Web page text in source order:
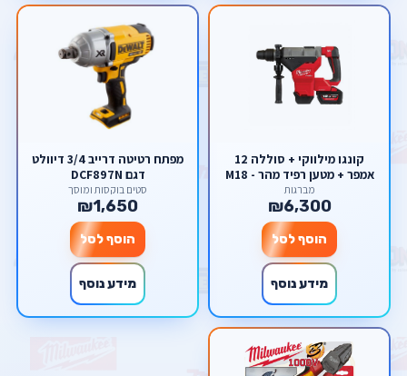
קונגו מילווקי + סוללה 12
אמפר + מטען רפיד מהר - M18
FUEL™ ONE-KEY™ 8 KG SDS-
MAX DRILLING AND
BREAKING HAMMER
מברגות
₪6,300
הוסף לסל
מידע נוסף
מפתח רטיטה דרייב 3/4 דיוולט
דגם DCF897N
סטים בוקסות ומוסך
₪1,650
הוסף לסל
מידע נוסף